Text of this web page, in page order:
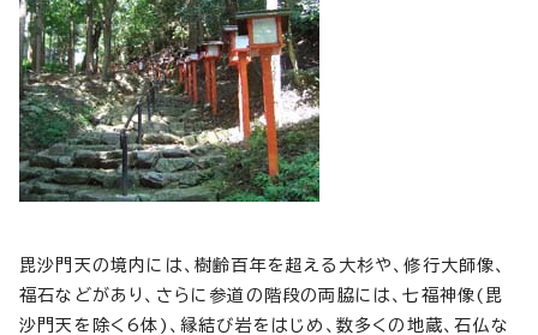
毘沙門天の境内には、樹齢百年を超える大杉や、修行大師像、
福石などがあり、さらに参道の階段の両脇には、七福神像(毘
沙門天を除く6体)、縁結び岩をはじめ、数多くの地蔵、石仏な